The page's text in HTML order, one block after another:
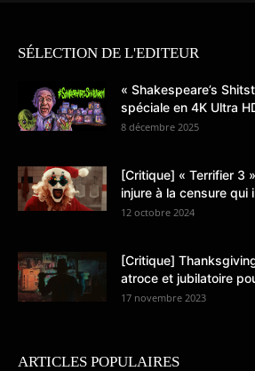
SÉLECTION DE L'EDITEUR
« Shakespeare’s
spéciale en 4K Ultra
8 décembre 2025
[Critique] « Terrifier 3
injure à la censure qui
12 octobre 2024
[Critique]
atroce et jubilatoire
17 novembre 2023
ARTICLES POPULAIRES